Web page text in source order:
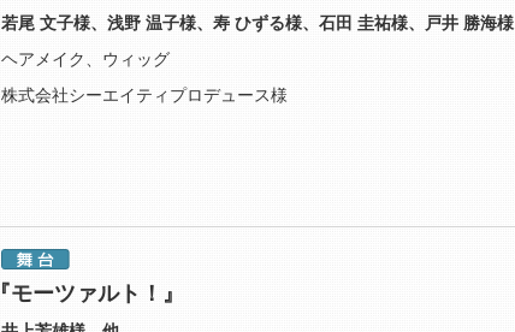
若尾 文子様、浅野 温子様、寿 ひずる様、石田 圭祐様、戸井 勝海様
ヘアメイク、ウィッグ
株式会社シーエイティプロデュース様
『モーツァルト！』